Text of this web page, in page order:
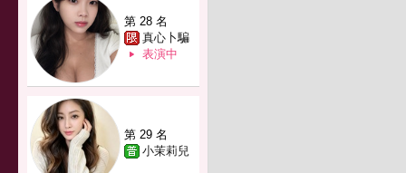
第 28 名
真心卜騙
表演中
第 29 名
小茉莉兒